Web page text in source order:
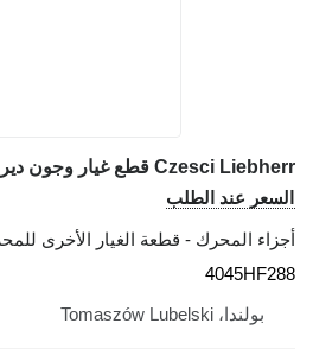
عند الطلب
المحرك - قطعة الغيار الأخرى للمحرك
بولندا، Tomaszów Lubelski